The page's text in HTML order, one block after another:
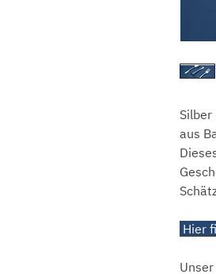
Silber
aus
Hier